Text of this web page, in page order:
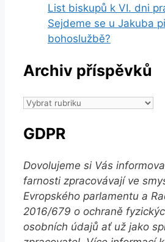
List biskupů k VI. dni
Sejdeme se u Jakuba
bohoslužbě?
Archiv příspěvků
Archiv
GDPR
Dovolujeme si Vás
farnosti zpracovávají ve
Evropského parlamentu a
2016/679 o ochraně
osobních údajů ať už jako